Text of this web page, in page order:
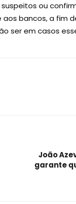
ou
bancos, a fim
ser em casos
João
garante